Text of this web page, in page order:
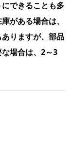
できることも多
がある場合は、
りますが、部品
場合は、2～3